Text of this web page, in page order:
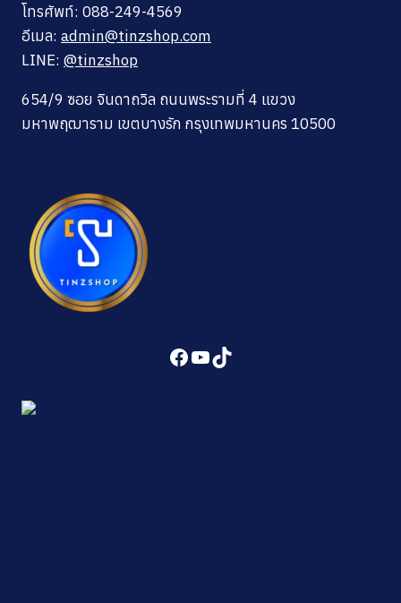
โทรศัพท์: 088-249-4569
อีเมล: admin@tinzshop.com
LINE: @tinzshop
654/9 ซอย จินดาถวิล ถนนพระรามที่ 4 แขวง
มหาพฤฒาราม เขตบางรัก กรุงเทพมหานคร 10500
Facebook
YouTube
TikTok